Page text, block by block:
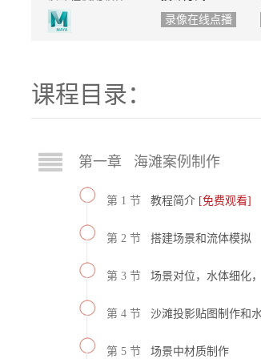
录像在线点播
课程目录：
第一章 海滩案例制作
第 1 节 教程简介 [免费观看]
第 2 节 搭建场景和流体模拟
第 3 节 场景对位，水体细化
第 4 节 沙滩投影贴图制作和
第 5 节 场景中材质制作